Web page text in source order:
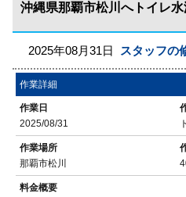
沖縄県那覇市松川へトイレ水
2025年08月31日 スタッフの
作業詳細
作業日
2025/08/31
作業場所
那覇市松川
料金概要